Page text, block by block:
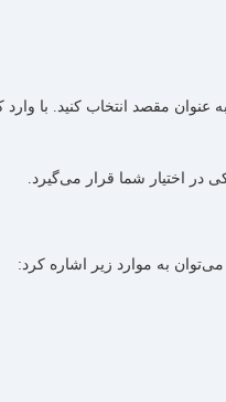
مقصد انتخاب کنید. با وارد
در اختیار شما قرار می‌گیرد.
به موارد زیر اشاره کرد: